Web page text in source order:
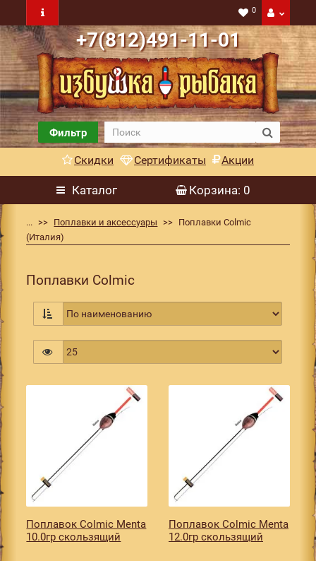
0
+7(812)491-11-01
Фильтр
Скидки Сертификаты Акции
Каталог Корзина: 0
... Поплавки и аксессуары
Поплавки Colmic
(Италия)
Поплавки Colmic
Поплавок Colmic Menta
10.0гр скользящий
Поплавок Colmic Menta
12.0гр скользящий